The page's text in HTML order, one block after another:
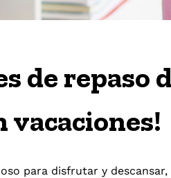
de repaso
vacaciones!
para disfrutar y